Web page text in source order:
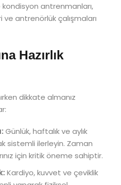
antrenmanları,
antrenörlük çalışmaları
Hazırlık
dikkate almanız
Günlük, haftalık ve aylık
sistemli ilerleyin. Zaman
için kritik öneme sahiptir.
Kardiyo, kuvvet ve çeviklik